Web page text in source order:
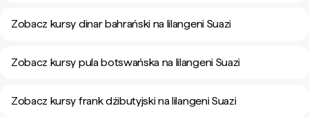
Zobacz kursy dinar bahrański na lilangeni Suazi
Zobacz kursy pula botswańska na lilangeni Suazi
Zobacz kursy frank dżibutyjski na lilangeni Suazi